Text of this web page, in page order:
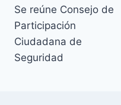
Se reúne Consejo de
Participación
Ciudadana de
Seguridad